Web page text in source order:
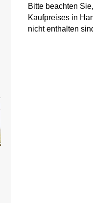
Bitte beachten
Kaufpreises in
nicht enthalten